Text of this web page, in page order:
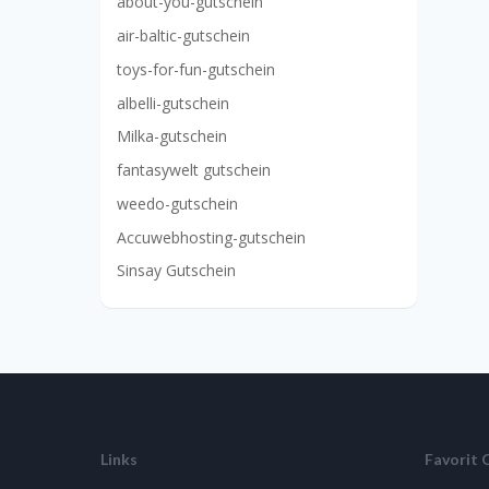
air-baltic-gutschein
toys-for-fun-gutschein
albelli-gutschein
Milka-gutschein
fantasywelt gutschein
weedo-gutschein
Accuwebhosting-gutschein
Sinsay Gutschein
Links Favorit